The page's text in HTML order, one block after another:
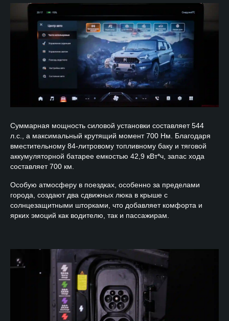
Суммарная мощность силовой установки составляет 544
л.с., а максимальный крутящий момент 700 Нм. Благодаря
вместительному 84-литровому топливному баку и тяговой
аккумуляторной батарее емкостью 42,9 кВт*ч, запас хода
составляет 700 км.
Особую атмосферу в поездках, особенно за пределами
города, создают два сдвижных люка в крыше с
солнцезащитными шторками, что добавляет комфорта и
ярких эмоций как водителю, так и пассажирам.